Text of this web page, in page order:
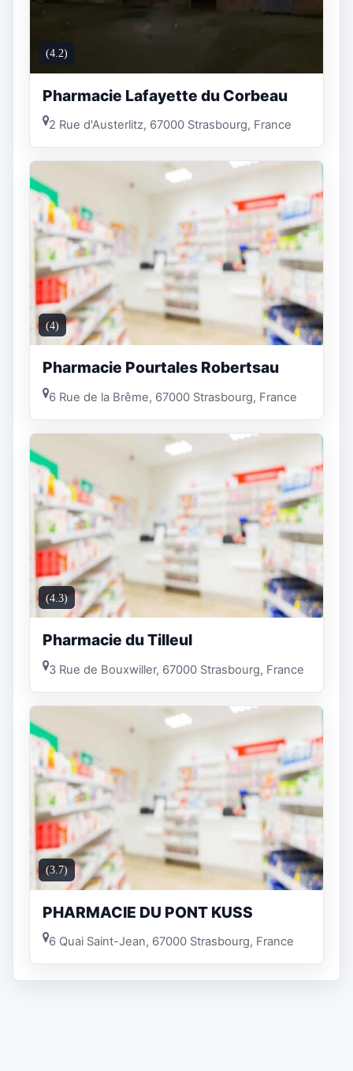
(4.2)
Pharmacie Lafayette du Corbeau
2 Rue d'Austerlitz, 67000 Strasbourg, France
(4)
Pharmacie Pourtales Robertsau
6 Rue de la Brême, 67000 Strasbourg, France
(4.3)
Pharmacie du Tilleul
3 Rue de Bouxwiller, 67000 Strasbourg, France
(3.7)
PHARMACIE DU PONT KUSS
6 Quai Saint-Jean, 67000 Strasbourg, France